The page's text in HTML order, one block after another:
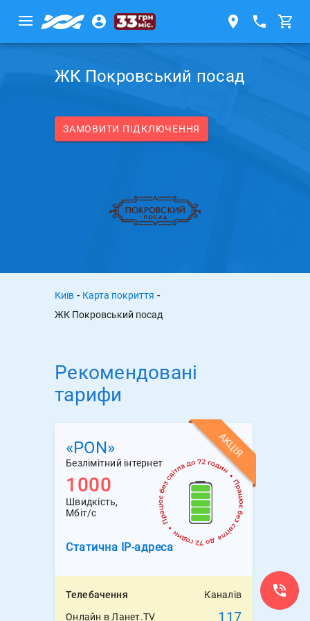
ЖК Покровський посад
ЗАМОВИТИ ПІДКЛЮЧЕННЯ
Київ - Карта покриття -
ЖК Покровський посад
Рекомендовані
тарифи
АКЦІЯ
«PON»
Безлімітний інтернет
1000
Швидкість,
Мбіт/с
Статична IP-адреса
Телебачення
Каналів
Онлайн в Ланет.TV
117